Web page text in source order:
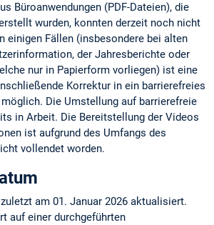
Büroanwendungen (PDF-Dateien), die
wurden, konnten derzeit noch nicht
einigen Fällen (insbesondere bei alten
der Jahresberichte oder
nur in Papierform vorliegen) ist eine
Korrektur in ein barrierefreies
Die Umstellung auf barrierefreie
in Arbeit. Die Bereitstellung der Videos
ist aufgrund des Umfangs des
vollendet worden.
am 01. Januar 2026 aktualisiert.
auf einer durchgeführten